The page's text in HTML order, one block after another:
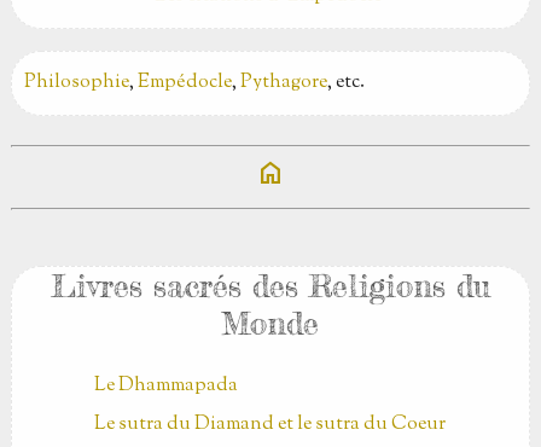
Philosophie,Empédocle,Pythagore, etc.
home
Livres sacrés des Religions du
Monde
Le Dhammapada
Le sutra du Diamand et le sutra du Coeur